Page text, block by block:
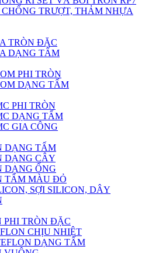
TRƯỢT, THẢM NHỰA
TRÒN ĐẶC
DẠNG TẤM
PHI TRÒN
DẠNG TẤM
PHI TRÒN
DẠNG TẤM
GIA CÔNG
DẠNG TẤM
DẠNG CÂY
DẠNG ỐNG
TẤM MÀU ĐỎ
SỢI SILICON, DÂY
PHI TRÒN ĐẶC
CHỊU NHIỆT
DẠNG TẤM